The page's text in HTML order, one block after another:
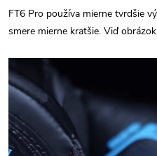
FT6 Pro používa mierne tvrdšie
smere mierne kratšie. Viď